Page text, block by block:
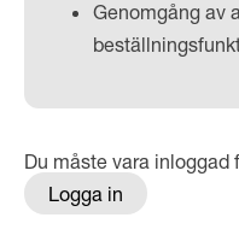
Genomgång av
Du måste vara inloggad
Logga in